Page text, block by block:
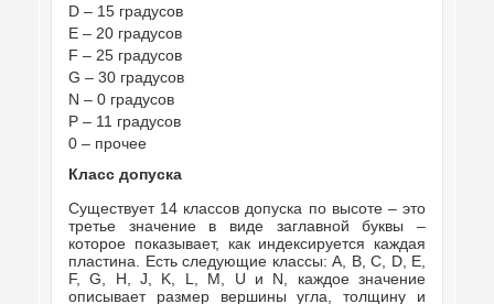
D – 15 градусов
E – 20 градусов
F – 25 градусов
G – 30 градусов
N – 0 градусов
P – 11 градусов
0 – прочее
Класс допуска
Существует 14 классов допуска по высоте – это
третье значение в виде заглавной буквы –
которое показывает, как индексируется каждая
пластина. Есть следующие классы: A, B, C, D, E,
F, G, H, J, K, L, M, U и N, каждое значение
описывает размер вершины угла, толщину и